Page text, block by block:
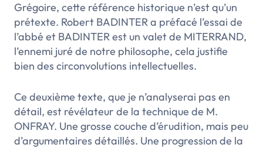
Grégoire, cette référence historique n’est qu’un
prétexte. Robert BADINTER a préfacé l’essai de
l’abbé et BADINTER est un valet de MITERRAND,
l’ennemi juré de notre philosophe, cela justifie
bien des circonvolutions intellectuelles.
Ce deuxième texte, que je n’analyserai pas en
détail, est révélateur de la technique de M.
ONFRAY. Une grosse couche d’érudition, mais peu
d’argumentaires détaillés. Une progression de la